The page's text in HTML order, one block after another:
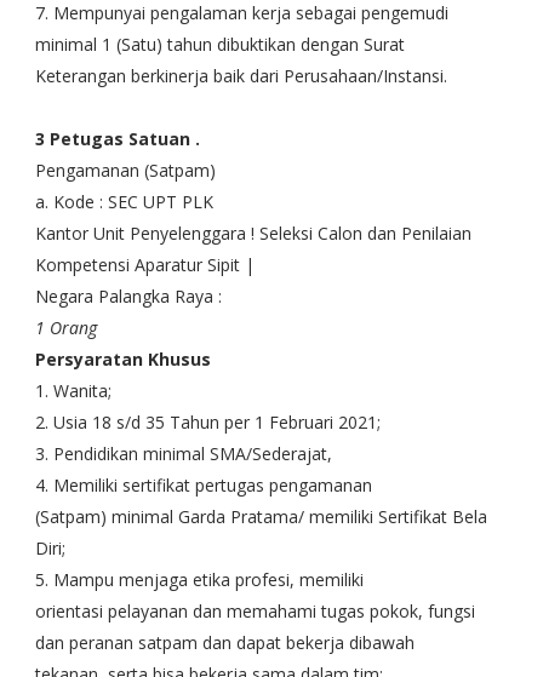
7. Mempunyai pengalaman kerja sebagai pengemudi
minimal 1 (Satu) tahun dibuktikan dengan Surat
Keterangan berkinerja baik dari Perusahaan/Instansi.
3 Petugas Satuan .
Pengamanan (Satpam)
a. Kode : SEC UPT PLK
Kantor Unit Penyelenggara ! Seleksi Calon dan Penilaian
Kompetensi Aparatur Sipit |
Negara Palangka Raya :
1 Orang
Persyaratan Khusus
1. Wanita;
2. Usia 18 s/d 35 Tahun per 1 Februari 2021;
3. Pendidikan minimal SMA/Sederajat,
4. Memiliki sertifikat pertugas pengamanan
(Satpam) minimal Garda Pratama/ memiliki Sertifikat Bela
Diri;
5. Mampu menjaga etika profesi, memiliki
orientasi pelayanan dan memahami tugas pokok, fungsi
dan peranan satpam dan dapat bekerja dibawah